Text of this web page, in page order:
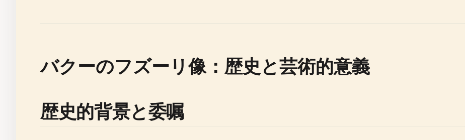
バクーのフズーリ像：歴史と芸術的意義
歴史的背景と委嘱